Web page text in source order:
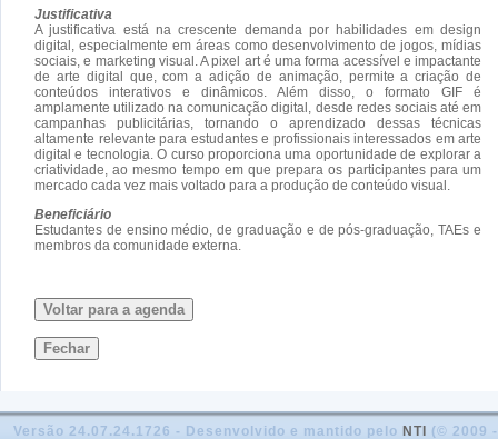
Justificativa
A justificativa está na crescente demanda por habilidades em design
digital, especialmente em áreas como desenvolvimento de jogos, mídias
sociais, e marketing visual. A pixel art é uma forma acessível e impactante
de arte digital que, com a adição de animação, permite a criação de
conteúdos interativos e dinâmicos. Além disso, o formato GIF é
amplamente utilizado na comunicação digital, desde redes sociais até em
campanhas publicitárias, tornando o aprendizado dessas técnicas
altamente relevante para estudantes e profissionais interessados em arte
digital e tecnologia. O curso proporciona uma oportunidade de explorar a
criatividade, ao mesmo tempo em que prepara os participantes para um
mercado cada vez mais voltado para a produção de conteúdo visual.
Beneficiário
Estudantes de ensino médio, de graduação e de pós-graduação, TAEs e
membros da comunidade externa.
Voltar para a agenda
Fechar
Versão 24.07.24.1726 - Desenvolvido e mantido pelo NTI (© 2009 -